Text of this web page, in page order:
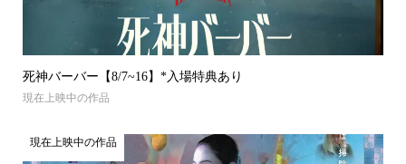
死神バーバー【8/7~16】*入場特典あり
現在上映中の作品
現在上映中の作品